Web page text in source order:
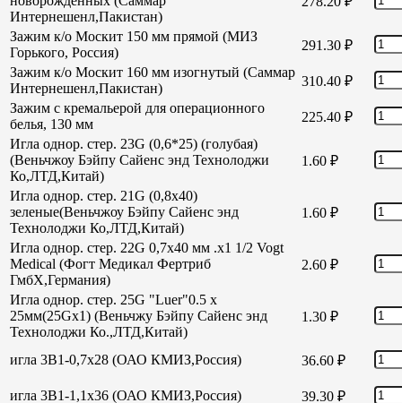
Интернешенл,Пакистан)
Зажим к/о Москит 150 мм прямой (МИЗ
Горького, Россия)
291.30 ₽
Зажим к/о Москит 160 мм изогнутый (Саммар
Интернешенл,Пакистан)
310.40 ₽
Зажим с кремальерой для операционного
белья, 130 мм
225.40 ₽
Игла однор. стер. 23G (0,6*25) (голубая)
(Веньчжоу Бэйпу Сайенс энд Технолоджи
Ко,ЛТД,Китай)
1.60 ₽
Игла однор. стер. 21G (0,8х40)
зеленые(Веньчжоу Бэйпу Сайенс энд
Технолоджи Ко,ЛТД,Китай)
1.60 ₽
Игла однор. стер. 22G 0,7х40 мм .х1 1/2 Vogt
Medical (Фогт Медикал Фертриб
ГмбХ,Германия)
2.60 ₽
Игла однор. стер. 25G "Luer"0.5 х
25мм(25Gх1) (Веньчжу Бэйпу Сайенс энд
Технолоджи Ко.,ЛТД,Китай)
1.30 ₽
игла 3В1-0,7х28 (ОАО КМИЗ,Россия) 36.60 ₽
игла 3В1-1,1х36 (ОАО КМИЗ,Россия) 39.30 ₽